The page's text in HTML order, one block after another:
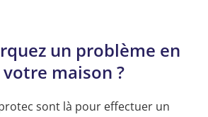
un problème en
maison ?
sont là pour effectuer un